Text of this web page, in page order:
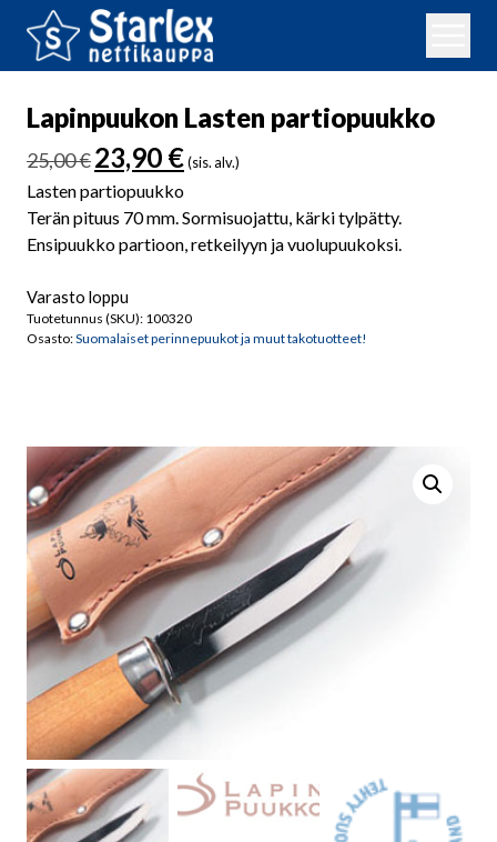
Lapinpuukon Lasten partiopuukko
25,00€ Alkuperäinen
hinta
oli:
25,00 €.
23,90 €Nykyinen
hinta
23,90 €.
(sis. alv.)
Lasten partiopuukko
Terän pituus 70 mm. Sormisuojattu, kärki tylpätty.
Ensipuukko partioon, retkeilyyn ja vuolupuukoksi.
Varasto loppu
Tuotetunnus (SKU): 100320
Osasto:Suomalaiset perinnepuukot ja muut takotuotteet!